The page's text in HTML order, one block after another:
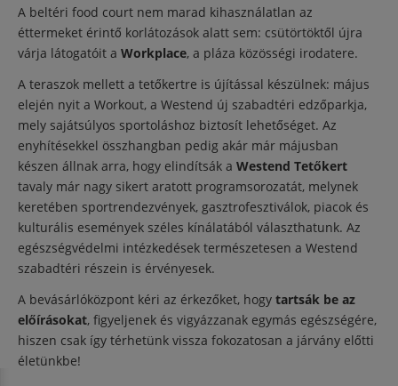
A beltéri food court nem marad kihasználatlan az
éttermeket érintő korlátozások alatt sem: csütörtöktől újra
várja látogatóit a Workplace, a pláza közösségi irodatere.
A teraszok mellett a tetőkertre is újítással készülnek: május
elején nyit a Workout, a Westend új szabadtéri edzőparkja,
mely sajátsúlyos sportoláshoz biztosít lehetőséget. Az
enyhítésekkel összhangban pedig akár már májusban
készen állnak arra, hogy elindítsák a Westend Tetőkert
tavaly már nagy sikert aratott programsorozatát, melynek
keretében sportrendezvények, gasztrofesztiválok, piacok és
kulturális események széles kínálatából választhatunk. Az
egészségvédelmi intézkedések természetesen a Westend
szabadtéri részein is érvényesek.
A bevásárlóközpont kéri az érkezőket, hogy tartsák be az
előírásokat, figyeljenek és vigyázzanak egymás egészségére,
hiszen csak így térhetünk vissza fokozatosan a járvány előtti
életünkbe!